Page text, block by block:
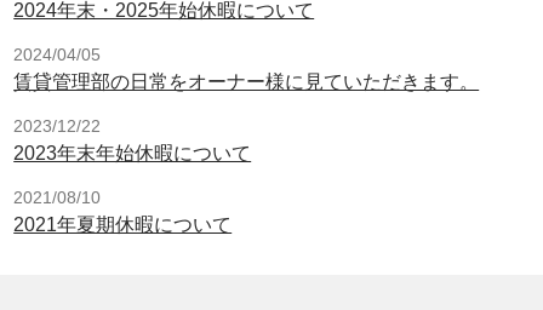
2024年末・2025年始休暇について
2024/04/05
賃貸管理部の日常をオーナー様に見ていただきます。
2023/12/22
2023年末年始休暇について
2021/08/10
2021年夏期休暇について